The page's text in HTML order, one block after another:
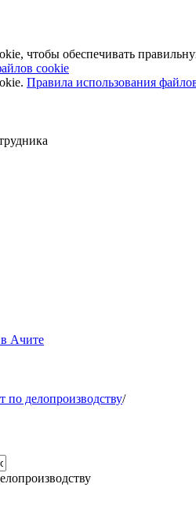
чтобы обеспечивать
cookie
Правила использования
Ачите
по делопроизводству/